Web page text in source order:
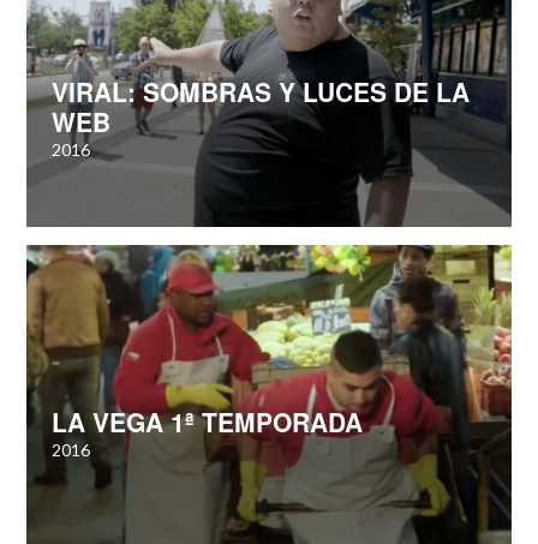
VIRAL: SOMBRAS Y LUCES DE LA
WEB
2016
LA VEGA 1ª TEMPORADA
2016